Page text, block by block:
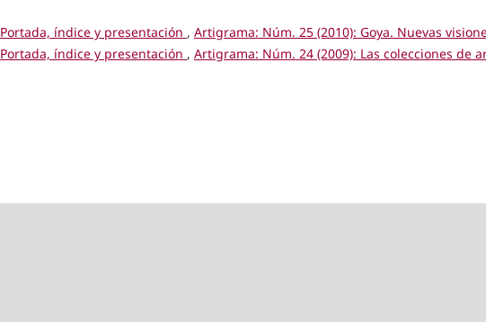
Portada, índice y presentación , Artigrama: Núm. 25 (2010): Goya. Nuevas
Portada, índice y presentación , Artigrama: Núm. 24 (2009): Las colecciones de